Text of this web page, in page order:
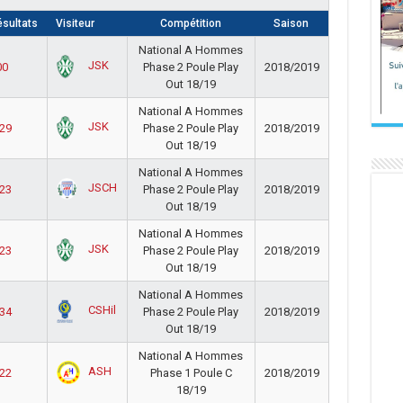
Visiteur Compétition Saison
JSK
National A Hommes
Phase 2 Poule Play
Out 18/19
2018/2019
JSK
National A Hommes
Phase 2 Poule Play
Out 18/19
2018/2019
JSCH
National A Hommes
Phase 2 Poule Play
Out 18/19
2018/2019
JSK
National A Hommes
Phase 2 Poule Play
Out 18/19
2018/2019
CSHil
National A Hommes
Phase 2 Poule Play
Out 18/19
2018/2019
ASH
National A Hommes
Phase 1 Poule C
18/19
2018/2019